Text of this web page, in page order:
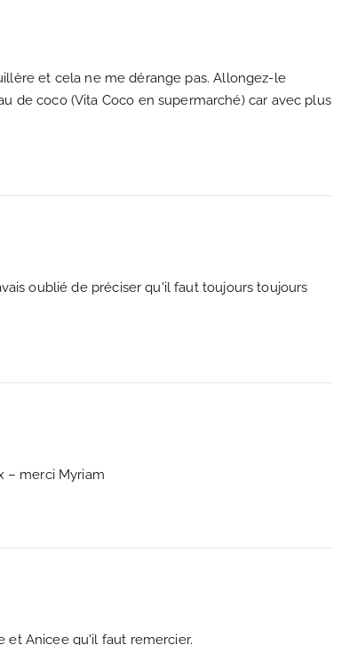
et cela ne me dérange pas. Allongez-le
de coco (Vita Coco en supermarché) car avec plus
oublié de préciser qu'il faut toujours toujours
– merci Myriam
et Anicee qu'il faut remercier.